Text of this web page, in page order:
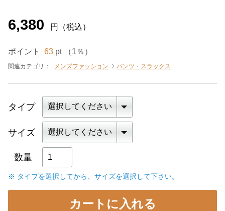
6,380 円（税込）
ポイント 63 pt （1％）
関連カテゴリ： メンズファッション パンツ・スラックス
タイプ
サイズ
数量
※ タイプを選択してから、 サイズを選択して下さい。
カートに入れる